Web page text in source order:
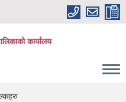
कार्यालय